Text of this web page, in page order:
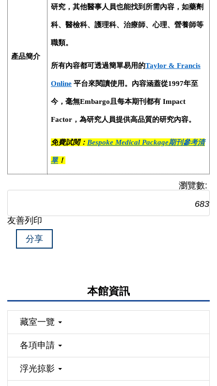
產品簡介
研究，其他醫事人員也能找到所需內容，如藥劑
科、醫檢科、護理科、治療師、心理、營養師等
職類。
所有內容都可透過簡單易用的Taylor & Francis
Online 平台來閱讀使用。內容涵蓋從1997年至
今，毫無Embargo 且每本期刊都有 Impact
Factor ，為研究人員提供高品質的研究內容。
免費試閱： Bespoke Medical Package期刊參考清
單 ！
瀏覽數:
683
友善列印
分享
本館資訊
藏室一覽
各項申請
浮光掠影